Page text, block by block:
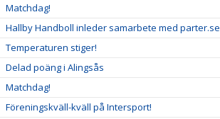
Matchdag!
Hallby Handboll inleder samarbete med parter.se
Temperaturen stiger!
Delad poäng i Alingsås
Matchdag!
Föreningskväll-kväll på Intersport!